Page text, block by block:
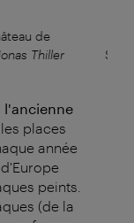
de
Thiller
l'ancienne
places
année
peints.
(de la